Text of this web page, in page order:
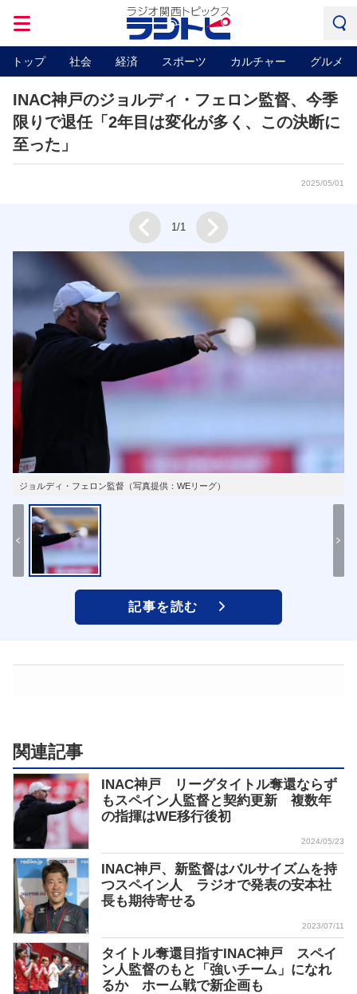
トップ 社会 経済 スポーツ カルチャー グルメ
INAC神戸のジョルディ・フェロン監督、今季
限りで退任「2年目は変化が多く、この決断に
至った」
2025/05/01
ジョルディ・フェロン監督（写真提供：WEリーグ）
Prev 1/1
記事を読む
関連記事
INAC神戸 リーグタイトル奪還ならず
もスペイン人監督と契約更新 複数年
の指揮はWE移行後初
2024/05/23
INAC神戸、新監督はバルサイズムを持
つスペイン人 ラジオで発表の安本社
長も期待寄せる
2023/07/11
タイトル奪還目指すINAC神戸 スペイ
ン人監督のもと「強いチーム」になれ
るか ホーム戦で新企画も